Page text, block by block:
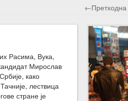
←Претходна
Расима, Вука,
Мирослав
како
лествица
стране је